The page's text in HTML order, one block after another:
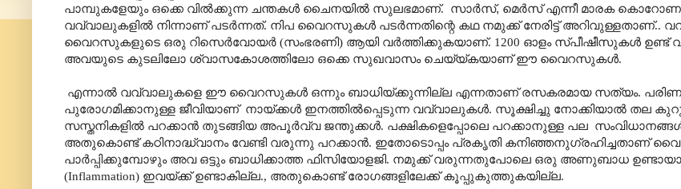
പാമ്പുകളേയും ഒക്കെ വിൽക്കുന്ന ചന്തകൾ ചൈനയിൽ സുലഭമാണ്. സാർസ്, മെർസ് എന്നീ മാരക
വവ്വാലുകളിൽ നിന്നാണ് പടർന്നത്. നിപ വൈറസുകൾ പടർന്നതിന്റെ കഥ നമുക്ക് നേരിട്ട് അറിവുള്ളതാണ്..
വൈറസുകളുടെ ഒരു റിസെർവോയർ (സംഭരണി) ആയി വർത്തിക്കുകയാണ്. 1200 ഓളം സ്പീഷീസുകൾ ഉണ്ട്
അവയുടെ കുടലിലോ ശ്വാസകോശത്തിലോ ഒക്കെ സുഖവാസം ചെയ്യ്കയാണ് ഈ വൈറസുകൾ.
എന്നാൽ വവ്വാലുകളെ ഈ വൈറസുകൾ ഒന്നും ബാധിയ്ക്കുന്നില്ല എന്നതാണ് രസകരമായ സത്യം.
പുരോഗമിക്കാനുള്ള ജീവിയാണ് നായ്ക്കൾ ഇനത്തിൽപ്പെടുന്ന വവ്വാലുകൾ. സൂക്ഷിച്ചു നോക്കിയാൽ തല
സസ്തനികളിൽ പറക്കാൻ തുടങ്ങിയ അപൂർവ്വ ജന്തുക്കൾ. പക്ഷികളെപ്പോലെ പറക്കാനുള്ള പല
അതുകൊണ്ട് കഠിനാദ്ധ്വാനം വേണ്ടി വരുന്നു പറക്കാൻ. ഇതോടൊപ്പം പ്രകൃതി കനിഞ്ഞനുഗ്രഹിച്ചതാണ്
പാർപ്പിക്കുമ്പോഴും അവ ഒട്ടും ബാധിക്കാത്ത ഫിസിയോളജി. നമുക്ക് വരുന്നതുപോലെ ഒരു അണുബാധ
(Inflammation) ഇവയ്ക്ക് ഉണ്ടാകില്ല., അതുകൊണ്ട് രോഗങ്ങളിലേക്ക് കൂപ്പുകുത്തുകയില്ല.